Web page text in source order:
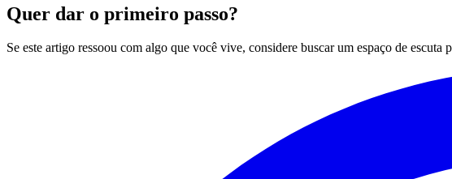
Quer dar o primeiro passo?
Se este artigo ressoou com algo que você vive, considere buscar um espaço de